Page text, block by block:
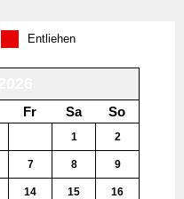
Entliehen
Fr Sa So
1 2
7 8 9
14 15 16